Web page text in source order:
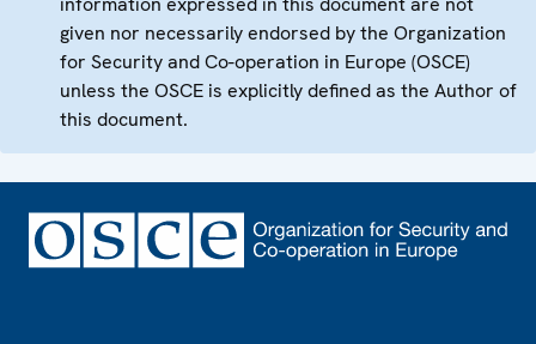
given nor necessarily endorsed by the Organization
for Security and Co-operation in Europe (OSCE)
unless the OSCE is explicitly defined as the Author of
this document.